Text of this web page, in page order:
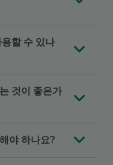
할 수 있나
것이 좋은가
야 하나요?